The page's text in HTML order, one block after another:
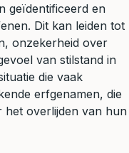
geïdentificeerd en
Dit kan leiden tot
onzekerheid over
van stilstand in
die vaak
erfgenamen, die
het overlijden van hun